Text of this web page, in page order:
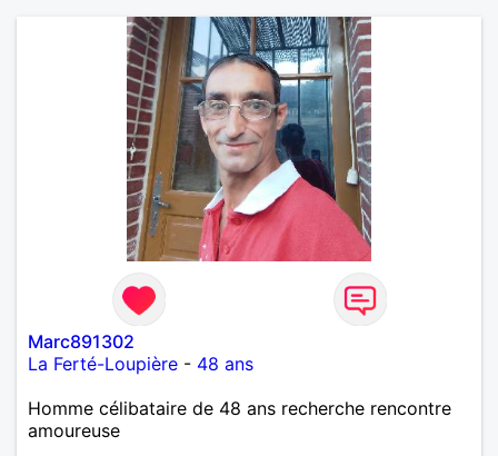
Marc891302
La Ferté-Loupière - 48 ans
Homme célibataire de 48 ans recherche rencontre
amoureuse